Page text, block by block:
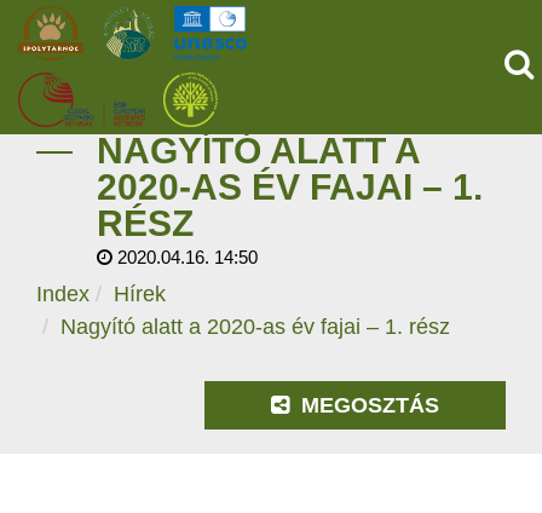
KEZDŐOLDAL
ŐSVILÁGI POMPEJI
SZOLGÁLTATÁSOK
PROGRAMOK
NAGYÍTÓ ALATT A
2020-AS ÉV FAJAI – 1.
RÉSZ
2020.04.16. 14:50
Index
Hírek
Nagyító alatt a 2020-as év fajai – 1. rész
MEGOSZTÁS